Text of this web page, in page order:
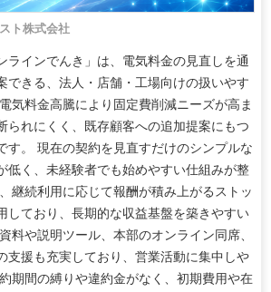
ト株式会社
ラインでんき」は、電気料金の見直しを通
できる、法人・店舗・工場向けの扱いやす
気料金高騰により固定費削減ニーズが高ま
られにくく、既存顧客への追加提案にもつ
す。 現在の契約を見直すだけのシンプルな
低く、未経験者でも始めやすい仕組みが整
継続利用に応じて報酬が積み上がるストッ
しており、長期的な収益基盤を築きやすい
料や説明ツール、本部のオンライン同席、
支援も充実しており、営業活動に集中しや
期間の縛りや違約金がなく、初期費用や在